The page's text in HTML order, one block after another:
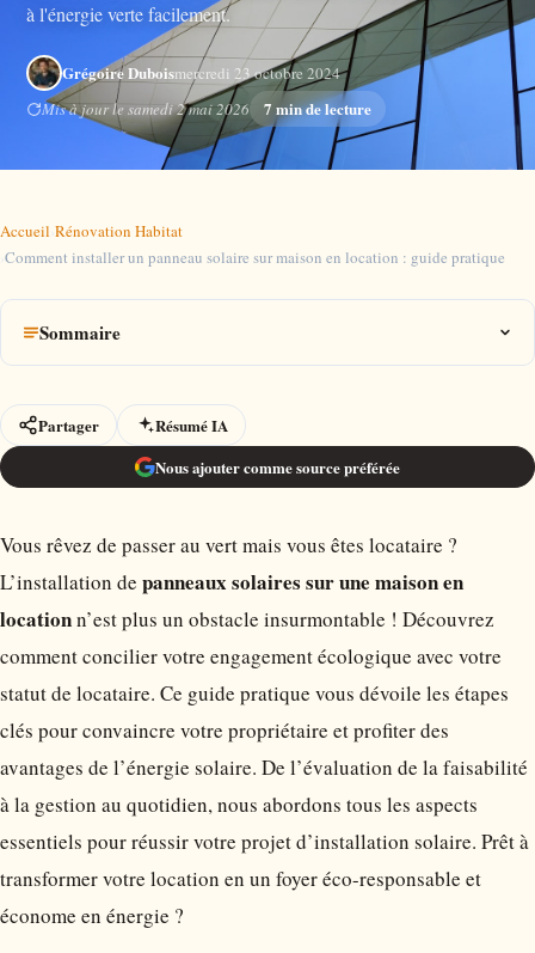
à l'énergie verte facilement.
Grégoire Duboismercredi 23 octobre 2024
Mis à jour le samedi 2 mai 2026
7 min de lecture
Accueil›Rénovation Habitat
›Comment installer un panneau solaire sur maison en location : guide pratique
Sommaire
Partager
Résumé IA
Nous ajouter comme source préférée
Vous rêvez de passer au vert mais vous êtes locataire ?
L’installation de panneaux solaires sur une maison en
locationn’est plus un obstacle insurmontable ! Découvrez
comment concilier votre engagement écologique avec votre
statut de locataire. Ce guide pratique vous dévoile les étapes
clés pour convaincre votre propriétaire et profiter des
avantages de l’énergie solaire. De l’évaluation de la faisabilité
à la gestion au quotidien, nous abordons tous les aspects
essentiels pour réussir votre projet d’installation solaire. Prêt à
transformer votre location en un foyer éco-responsable et
économe en énergie ?